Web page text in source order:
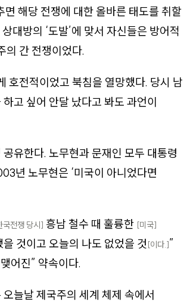
면 해당 전쟁에 대한 올바른 태도를 취할
대방의 ‘도발’에 맞서 자신들은 방어적
의 간 전쟁이었다.
호전적이었고 북침을 열망했다. 당시 남
고 싶어 안달 났다고 봐도 과언이
유한다. 노무현과 문재인 모두 대통령
년 노무현은 ‘미국이 아니었다면
국전쟁 당시] 흥남 철수 때 훌륭한 [미국]
것이고 오늘의 나도 없었을 것 [이다.]”
어진” 약속이다.
늘날 제국주의 세계 체제 속에서